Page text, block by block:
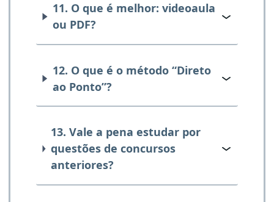
11. O que é melhor: videoaula
ou PDF?
12. O que é o método “Direto
ao Ponto”?
13. Vale a pena estudar por
questões de concursos
anteriores?